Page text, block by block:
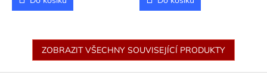
ZOBRAZIT VŠECHNY SOUVISEJÍCÍ PRODUKTY